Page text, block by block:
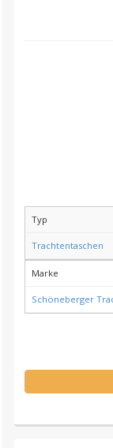
Typ
Trachtentaschen
Marke
Schöneberger